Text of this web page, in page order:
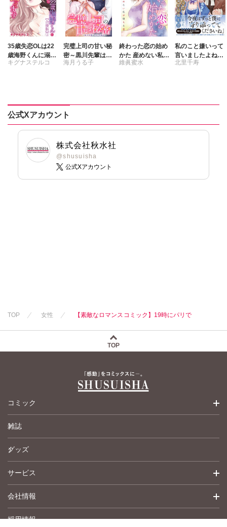
35歳失恋OLは22
歳海野くんに溺愛
されて困ってます
キグナステルコ
完璧上司の甘い秘
密～黒川先輩はオ
カン力高め～【合
海月うる子
終わった恋の始め
かた 産めない私が
堕ちる恋 【合冊
維眞蜜水
私のこと嫌いって
言いましたよね!?
変態公爵による困
北里千寿
公式Xアカウント
株式会社秋水社
@shusuisha
公式Xアカウント
TOP 女性 【素敵なロマンスコミック】19時にパリで
TOP
コミック
少女コミック
女性コミック
ペットコミック
青年コミック
英語版コミック
雑誌
グッズ
サービス
詳細検索
履歴
会社情報
トップメッセージ
採用情報